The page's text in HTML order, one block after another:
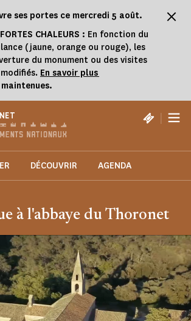
ses portes ce mercredi 5 août.
CHALEURS : En fonction du
(jaune, orange ou rouge), les
du monument ou des visites
En savoir plus
|
DÉCOUVRIR AGENDA
à l'abbaye du Thoronet